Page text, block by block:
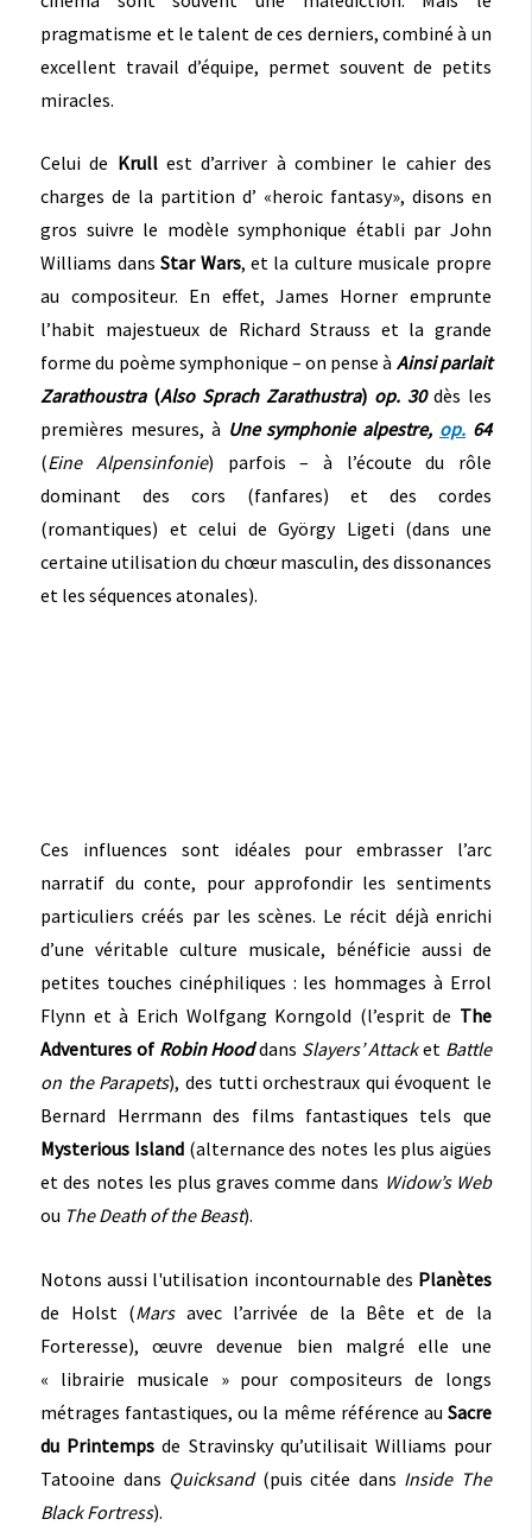
pragmatisme et le talent de ces derniers, combiné à un
excellent travail d’équipe, permet souvent de petits
miracles.
Celui de Krullest d’arriver à combiner le cahier des
charges de la partition d’ «heroic fantasy», disons en
gros suivre le modèle symphonique établi par John
Williams dansStar Wars, et la culture musicale propre
au compositeur. En effet, James Horner emprunte
l’habit majestueux de Richard Strauss et la grande
forme du poème symphonique – on pense à Ainsi parlait
Zarathoustra(Also Sprach Zarathustra) op. 30dès les
premières mesures, à Une symphonie alpestre, op. 64
(Eine Alpensinfonie) parfois – à l’écoute du rôle
dominant des cors (fanfares) et des cordes
(romantiques) et celui de György Ligeti (dans une
certaine utilisation du chœur masculin, des dissonances
et les séquences atonales).
Ces influences sont idéales pour embrasser l’arc
narratif du conte, pour approfondir les sentiments
particuliers créés par les scènes. Le récit déjà enrichi
d’une véritable culture musicale, bénéficie aussi de
petites touches cinéphiliques : les hommages à Errol
Flynn et à Erich Wolfgang Korngold (l’esprit de The
Adventures of Robin Hooddans Slayers’ Attacket Battle
on the Parapets), des tutti orchestraux qui évoquent le
Bernard Herrmann des films fantastiques tels que
Mysterious Island(alternance des notes les plus aigües
et des notes les plus graves comme dans Widow’s Web
ou The Death of the Beast).
Notons aussi l'utilisation incontournable des Planètes
de Holst (Marsavec l’arrivée de la Bête et de la
Forteresse), œuvre devenue bien malgré elle une
« librairie musicale » pour compositeurs de longs
métrages fantastiques, ou la même référence au Sacre
du Printempsde Stravinsky qu’utilisait Williams pour
Tatooine dans Quicksand(puis citée dans Inside The
Black Fortress).